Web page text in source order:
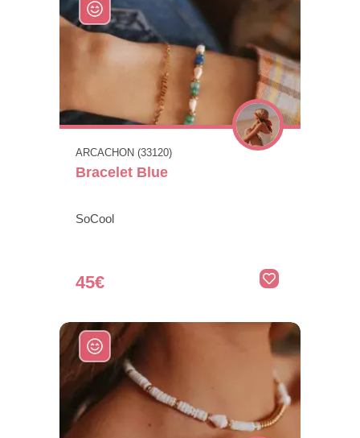
ARCACHON (33120)
Bracelet Blue
SoCool
45€